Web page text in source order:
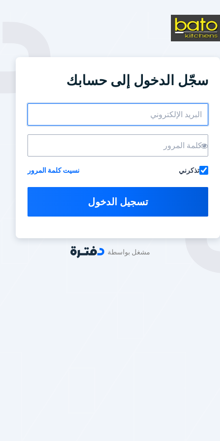
سجّل الدخول إلى حسابك
تذكرني نسيت كلمة المرور
تسجيل الدخول
مشغل بواسطة